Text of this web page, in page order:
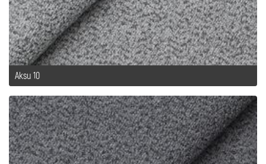
Aksu 10